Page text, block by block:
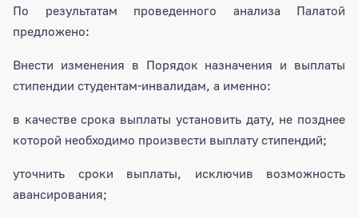
По результатам проведенного анализа Палатой
предложено:
Внести изменения в Порядок назначения и выплаты
стипендии студентам-инвалидам, а именно:
в качестве срока выплаты установить дату, не позднее
которой необходимо произвести выплату стипендий;
уточнить сроки выплаты, исключив возможность
авансирования;